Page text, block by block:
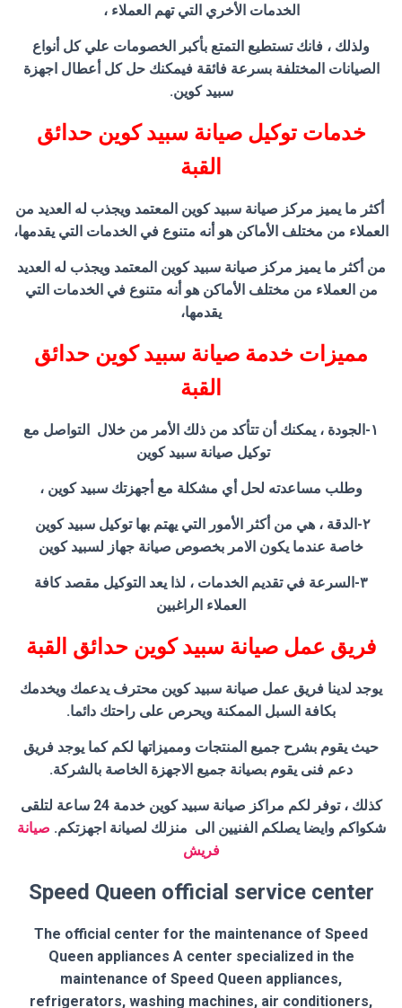
الخدمات الأخري التي تهم العملاء ،
ولذلك ، فانك تستطيع التمتع بأكبر الخصومات علي كل أنواع
الصيانات المختلفة بسرعة فائقة فيمكنك حل كل أعطال اجهزة
سبيد كوين.
خدمات توكيل صيانة سبيد كوين حدائق
القبة
أكثر ما يميز مركز صيانة سبيد كوين المعتمد ويجذب له العديد من
العملاء من مختلف الأماكن هو أنه متنوع في الخدمات التي يقدمها،
من أكثر ما يميز مركز صيانة سبيد كوين المعتمد ويجذب له العديد
من العملاء من مختلف الأماكن هو أنه متنوع في الخدمات التي
يقدمها،
مميزات خدمة صيانة سبيد كوين حدائق
القبة
١-الجودة ، يمكنك أن تتأكد من ذلك الأمر من خلال التواصل مع
توكيل صيانة سبيد كوين
وطلب مساعدته لحل أي مشكلة مع أجهزتك سبيد كوين ،
٢-الدقة ، هي من أكثر الأمور التي يهتم بها توكيل سبيد كوين
خاصة عندما يكون الامر بخصوص صيانة جهاز لسبيد كوين
٣-السرعة في تقديم الخدمات ، لذا يعد التوكيل مقصد كافة
العملاء الراغبين
فريق عمل صيانة سبيد كوين حدائق القبة
يوجد لدينا فريق عمل صيانة سبيد كوين محترف يدعمك ويخدمك
بكافة السبل الممكنة ويحرص على راحتك دائما.
حيث يقوم بشرح جميع المنتجات ومميزاتها لكم كما يوجد فريق
دعم فنى يقوم بصيانة جميع الاجهزة الخاصة بالشركة.
كذلك ، توفر لكم مراكز صيانة سبيد كوين خدمة 24 ساعة لتلقى
شكواكم وايضا يصلكم الفنيين الى منزلك لصيانة اجهزتكم. صيانة
فريش
Speed Queen official service center
The official center for the maintenance of Speed
Queen appliances A center specialized in the
maintenance of Speed Queen appliances,
refrigerators, washing machines, air conditioners,